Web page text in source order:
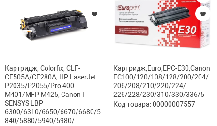
Картридж, Colorfix, CLF-
CE505A/CF280A, HP LaserJet
P2035/P2055/Pro 400
M401/MFP M425, Canon I-
SENSYS LBP
6300/6310/6650/6670/6680/5
840/5880/5940/5980/
Картридж,Euro,EPC-E30,Canon
FC100/120/108/128/200/204/
206/208/210/220/224/
226/228/230/310/330/336/5
Код товара: 00000007557